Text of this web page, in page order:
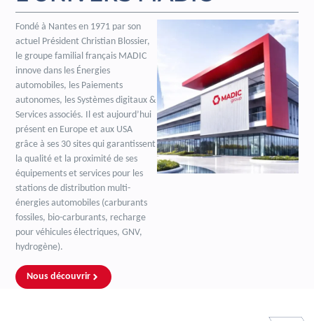
Fondé à Nantes en 1971 par son
actuel Président Christian Blossier,
le groupe familial français MADIC
innove dans les Énergies
automobiles, les Paiements
autonomes, les Systèmes digitaux &
Services associés. Il est aujourd’hui
présent en Europe et aux USA
grâce à ses 30 sites qui garantissent
la qualité et la proximité de ses
équipements et services pour les
stations de distribution multi-
énergies automobiles (carburants
fossiles, bio-carburants, recharge
pour véhicules électriques, GNV,
hydrogène).
Nous découvrir